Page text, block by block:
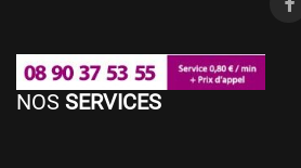
NOS SERVICES